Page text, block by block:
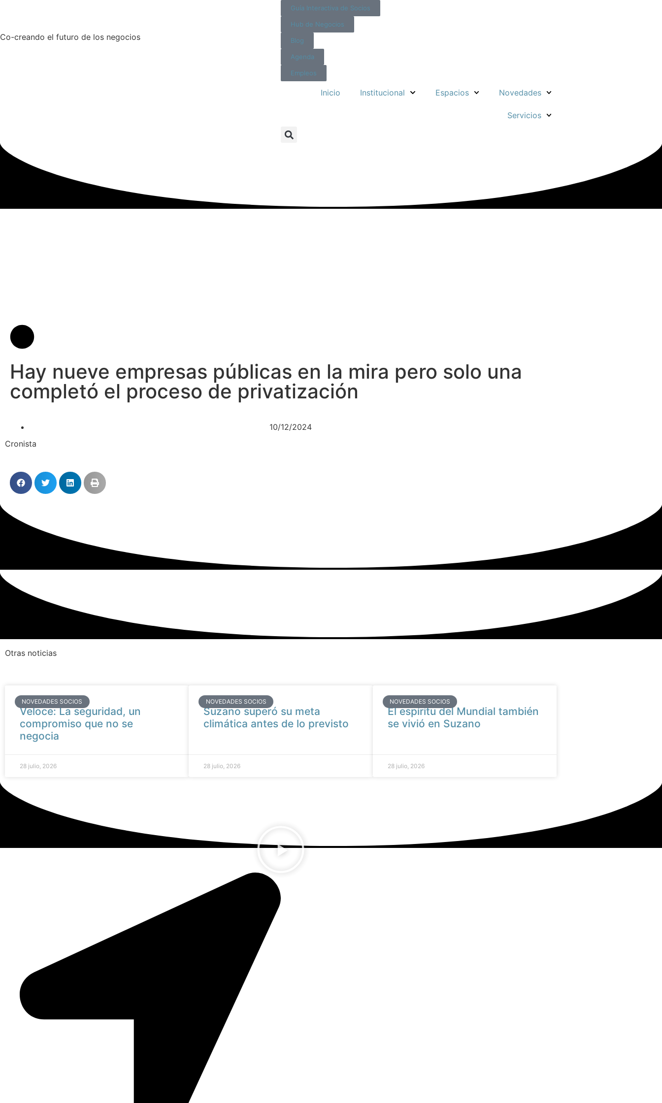
Co-creando el futuro de los negocios
Guía Interactiva de Socios
Hub de Negocios
Blog
Agenda
Empleos
Inicio Institucional Espacios Novedades
Servicios
Hay nueve empresas públicas en la mira pero solo una
completó el proceso de privatización
10/12/2024
Cronista
Otras noticias
NOVEDADES SOCIOS
Veloce: La seguridad, un
compromiso que no se
negocia
28 julio, 2026
NOVEDADES SOCIOS
Suzano superó su meta
climática antes de lo previsto
28 julio, 2026
NOVEDADES SOCIOS
El espíritu del Mundial también
se vivió en Suzano
28 julio, 2026